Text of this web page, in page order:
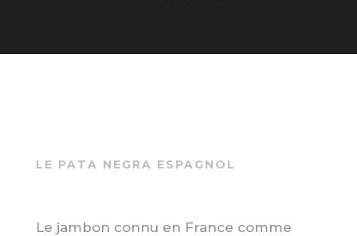
LE PATA NEGRA ESPAGNOL
Le jambon connu en France comme